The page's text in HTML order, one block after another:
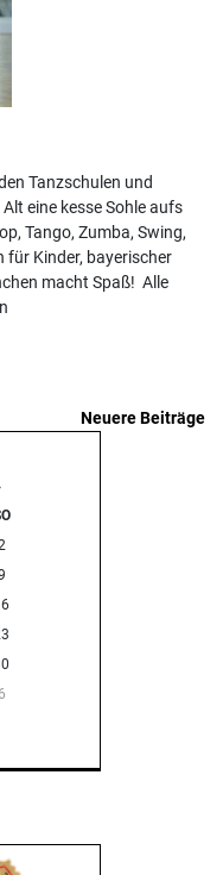
Tanzschulen und
eine kesse Sohle aufs
Tango, Zumba, Swing,
für Kinder, bayerischer
macht Spaß! Alle
Neuere Beiträge
6